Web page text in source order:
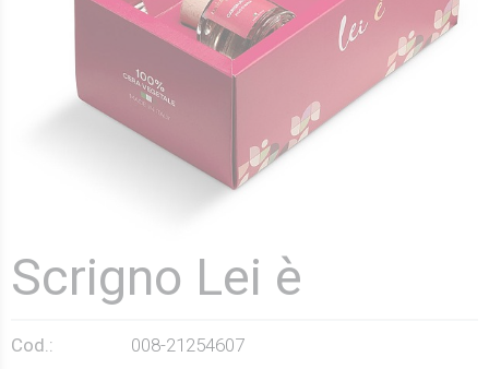
Scrigno Lei è
Cod.: 008-21254607